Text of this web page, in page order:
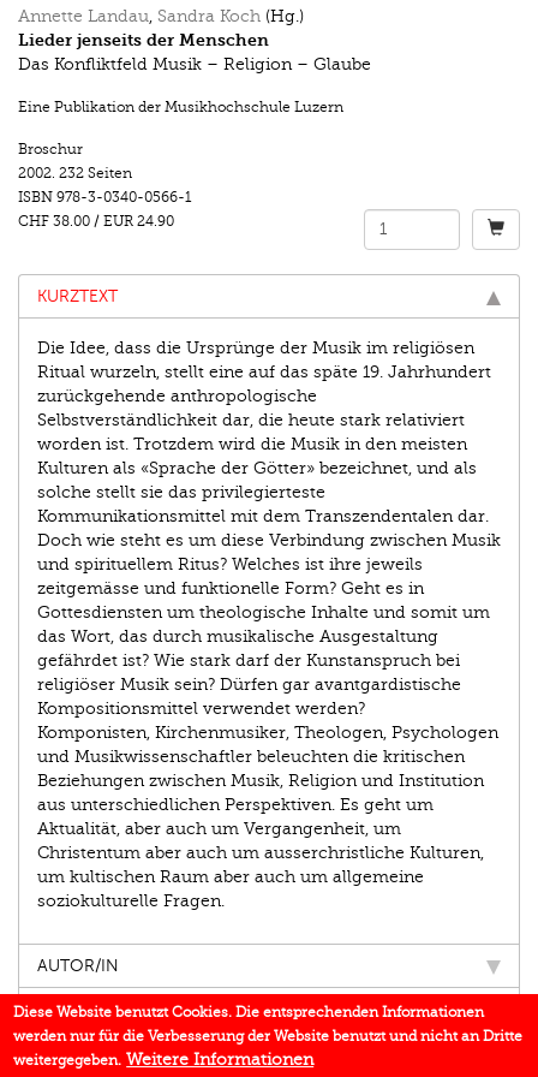
Annette Landau Sandra Koch (Hg.)
Lieder jenseits der Menschen
Das Konfliktfeld Musik – Religion – Glaube
Eine Publikation der Musikhochschule Luzern
Broschur
2002. 232 Seiten
ISBN 978-3-0340-0566-1
CHF 38.00 / EUR 24.90
KURZTEXT
Die Idee, dass die Ursprünge der Musik im religiösen
Ritual wurzeln, stellt eine auf das späte 19. Jahrhundert
zurückgehende anthropologische
Selbstverständlichkeit dar, die heute stark relativiert
worden ist. Trotzdem wird die Musik in den meisten
Kulturen als «Sprache der Götter» bezeichnet, und als
solche stellt sie das privilegierteste
Kommunikationsmittel mit dem Transzendentalen dar.
Doch wie steht es um diese Verbindung zwischen Musik
und spirituellem Ritus? Welches ist ihre jeweils
zeitgemässe und funktionelle Form? Geht es in
Gottesdiensten um theologische Inhalte und somit um
das Wort, das durch musikalische Ausgestaltung
gefährdet ist? Wie stark darf der Kunstanspruch bei
religiöser Musik sein? Dürfen gar avantgardistische
Kompositionsmittel verwendet werden?
Komponisten, Kirchenmusiker, Theologen, Psychologen
und Musikwissenschaftler beleuchten die kritischen
Beziehungen zwischen Musik, Religion und Institution
aus unterschiedlichen Perspektiven. Es geht um
Aktualität, aber auch um Vergangenheit, um
Christentum aber auch um ausserchristliche Kulturen,
um kultischen Raum aber auch um allgemeine
soziokulturelle Fragen.
AUTOR/IN
EINBLICK
IN DEN MEDIEN
Diese Website benutzt Cookies. Die entsprechenden Informationen
werden nur für die Verbesserung der Website benutzt und nicht an Dritte
weitergegeben. Weitere Informationen